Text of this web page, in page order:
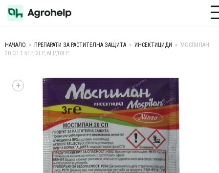
Toggle
НАЧАЛО » ПРЕПАРАТИ ЗА РАСТИТЕЛНА ЗАЩИТА » ИНСЕКТИЦИДИ » МОСПИЛАН
20 СП 1.5ГР, 3ГР, 6ГР,10ГР
+